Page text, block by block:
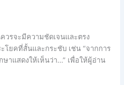
วรจะมีความชัดเจนและตรง
โยคที่สั้นและกระชับ เช่น “จากการ
าแสดงให้เห็นว่า…” เพื่อให้ผู้อ่าน